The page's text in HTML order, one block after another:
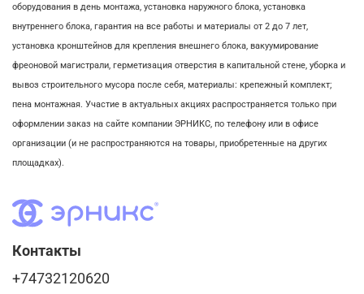
оборудования в день монтажа, установка наружного блока, установка
внутреннего блока, гарантия на все работы и материалы от 2 до 7 лет,
установка кронштейнов для крепления внешнего блока, вакуумирование
фреоновой магистрали, герметизация отверстия в капитальной стене, уборка и
вывоз строительного мусора после себя, материалы: крепежный комплект;
пена монтажная. Участие в актуальных акциях распространяется только при
оформлении заказ на сайте компании ЭРНИКС, по телефону или в офисе
организации (и не распространяются на товары, приобретенные на других
площадках).
Контакты
+74732120620